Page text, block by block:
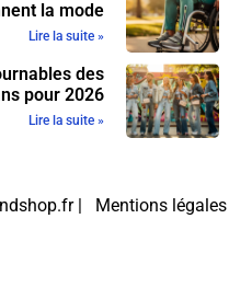
la mode
Lire la suite »
des
pour 2026
Lire la suite »
| Mentions légales